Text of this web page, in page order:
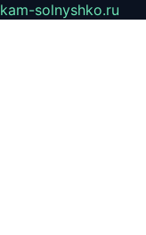
kam-solnyshko.ru